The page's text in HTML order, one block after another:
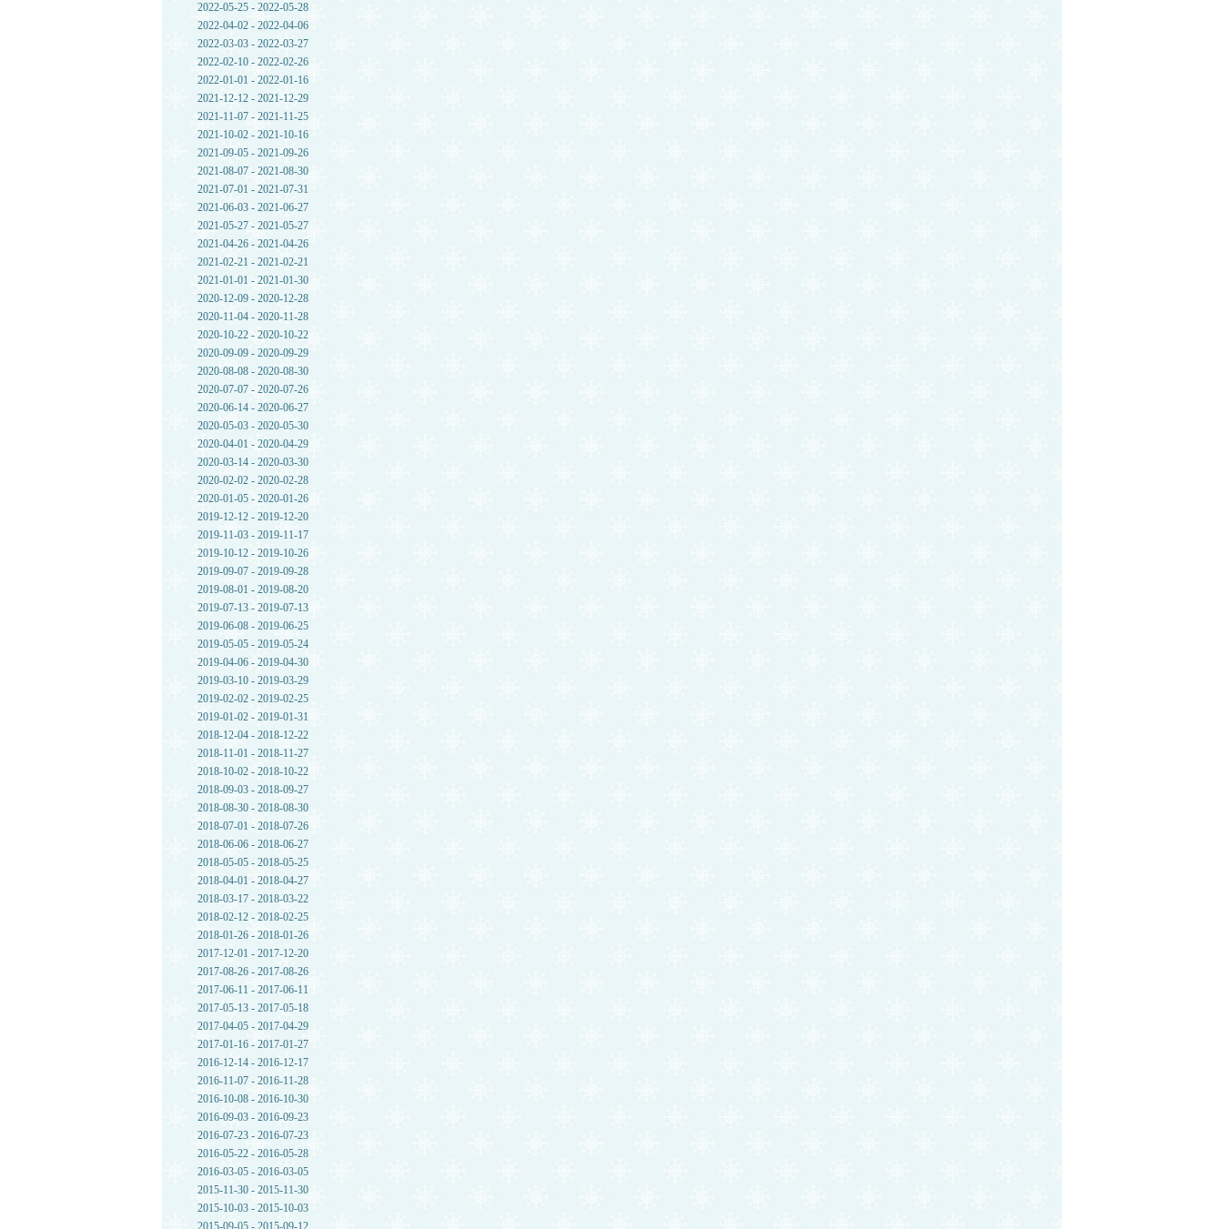
2022-05-25 - 2022-05-28
2022-04-02 - 2022-04-06
2022-03-03 - 2022-03-27
2022-02-10 - 2022-02-26
2022-01-01 - 2022-01-16
2021-12-12 - 2021-12-29
2021-11-07 - 2021-11-25
2021-10-02 - 2021-10-16
2021-09-05 - 2021-09-26
2021-08-07 - 2021-08-30
2021-07-01 - 2021-07-31
2021-06-03 - 2021-06-27
2021-05-27 - 2021-05-27
2021-04-26 - 2021-04-26
2021-02-21 - 2021-02-21
2021-01-01 - 2021-01-30
2020-12-09 - 2020-12-28
2020-11-04 - 2020-11-28
2020-10-22 - 2020-10-22
2020-09-09 - 2020-09-29
2020-08-08 - 2020-08-30
2020-07-07 - 2020-07-26
2020-06-14 - 2020-06-27
2020-05-03 - 2020-05-30
2020-04-01 - 2020-04-29
2020-03-14 - 2020-03-30
2020-02-02 - 2020-02-28
2020-01-05 - 2020-01-26
2019-12-12 - 2019-12-20
2019-11-03 - 2019-11-17
2019-10-12 - 2019-10-26
2019-09-07 - 2019-09-28
2019-08-01 - 2019-08-20
2019-07-13 - 2019-07-13
2019-06-08 - 2019-06-25
2019-05-05 - 2019-05-24
2019-04-06 - 2019-04-30
2019-03-10 - 2019-03-29
2019-02-02 - 2019-02-25
2019-01-02 - 2019-01-31
2018-12-04 - 2018-12-22
2018-11-01 - 2018-11-27
2018-10-02 - 2018-10-22
2018-09-03 - 2018-09-27
2018-08-30 - 2018-08-30
2018-07-01 - 2018-07-26
2018-06-06 - 2018-06-27
2018-05-05 - 2018-05-25
2018-04-01 - 2018-04-27
2018-03-17 - 2018-03-22
2018-02-12 - 2018-02-25
2018-01-26 - 2018-01-26
2017-12-01 - 2017-12-20
2017-08-26 - 2017-08-26
2017-06-11 - 2017-06-11
2017-05-13 - 2017-05-18
2017-04-05 - 2017-04-29
2017-01-16 - 2017-01-27
2016-12-14 - 2016-12-17
2016-11-07 - 2016-11-28
2016-10-08 - 2016-10-30
2016-09-03 - 2016-09-23
2016-07-23 - 2016-07-23
2016-05-22 - 2016-05-28
2016-03-05 - 2016-03-05
2015-11-30 - 2015-11-30
2015-10-03 - 2015-10-03
2015-09-05 - 2015-09-12